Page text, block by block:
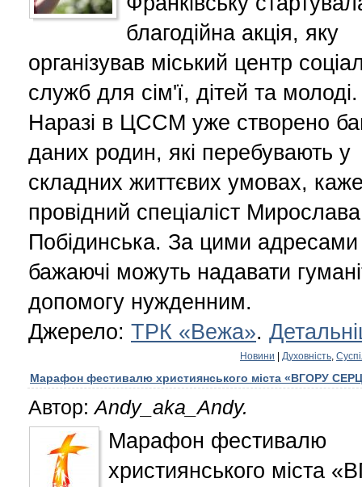
благодійна акція, яку
організував міський центр
служб для сім'ї, дітей та молоді.
Наразі в ЦССМ уже створено
даних родин, які перебувають у
складних життєвих умовах,
провідний спеціаліст Мирослава
Побідинська. За цими адресами
бажаючі можуть надавати
допомогу нужденним.
Джерело: ТРК «Вежа».
Новини Духовність,
Марафон фестивалю християнського міста «ВГОРУ
Автор:Andy_aka_Andy.
Марафон фестивалю
християнського міста